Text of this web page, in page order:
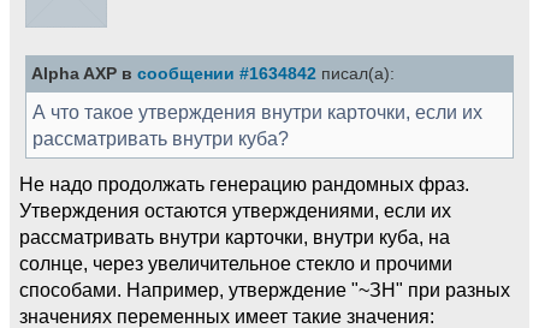
Alpha AXP в сообщении #1634842 писал(а):
А что такое утверждения внутри карточки, если их
рассматривать внутри куба?
Не надо продолжать генерацию рандомных фраз.
Утверждения остаются утверждениями, если их
рассматривать внутри карточки, внутри куба, на
солнце, через увеличительное стекло и прочими
способами. Например, утверждение "~ЗН" при разных
значениях переменных имеет такие значения: